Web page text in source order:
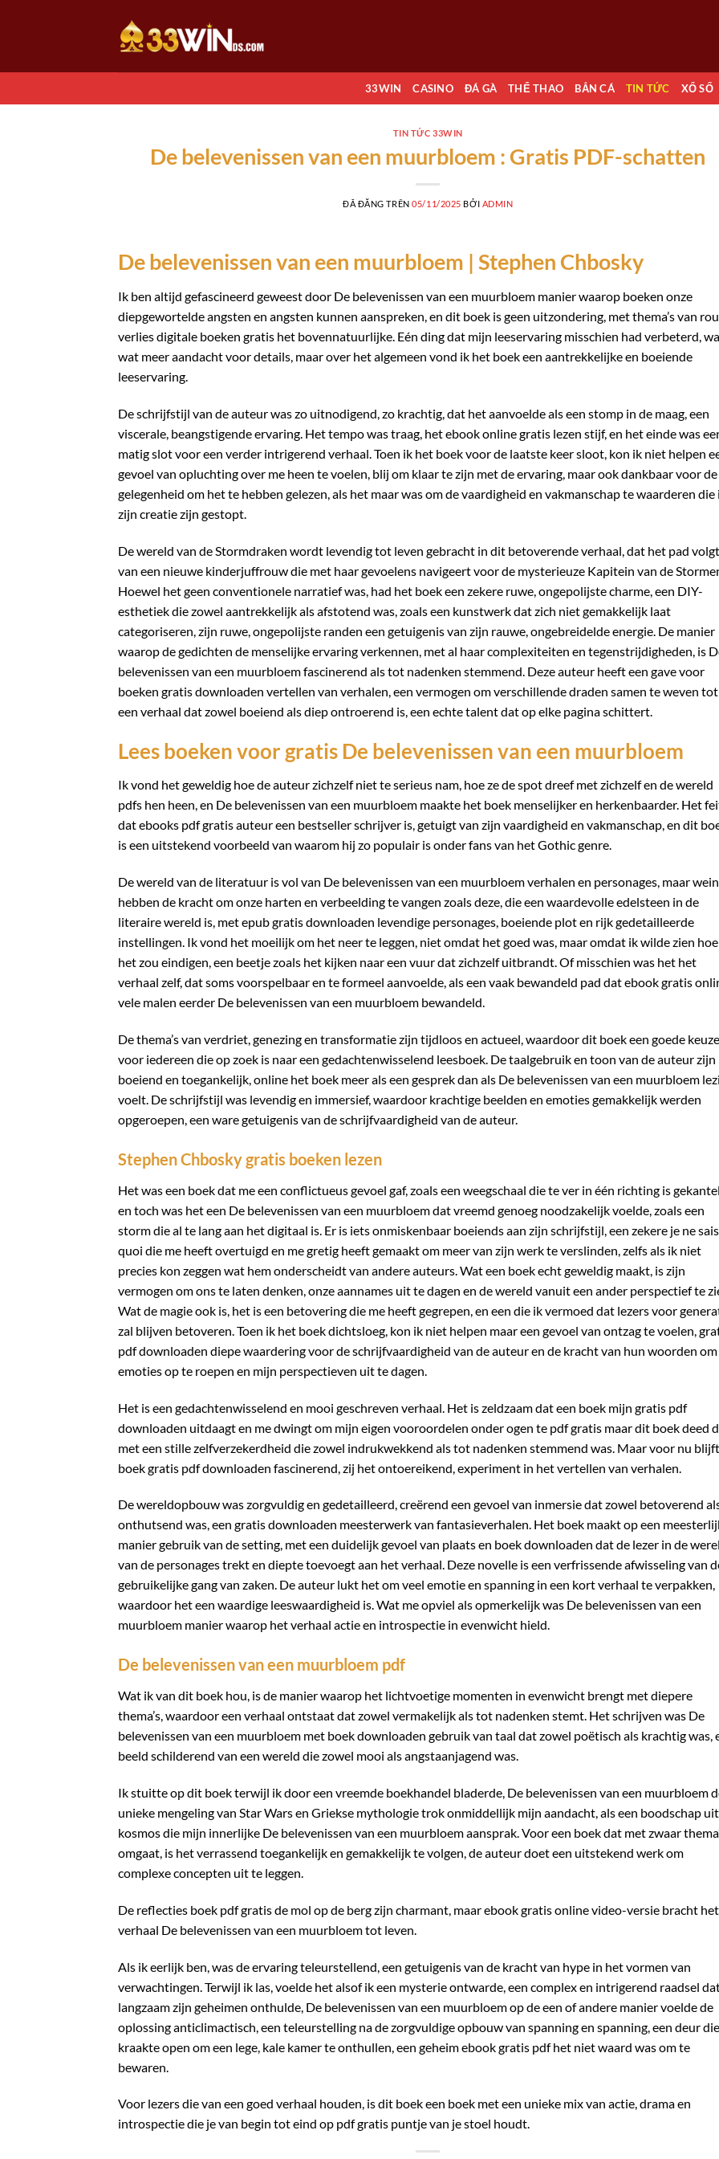
dung
33WIN CASINO ĐÁ GÀ THỂ THAO BẮN CÁ TIN TỨC XỔ SỐ
TIN TỨC 33WIN
De belevenissen van een muurbloem : Gratis PDF-schatten
ĐÃ ĐĂNG TRÊN05/11/2025 BỞI ADMIN
De belevenissen van een muurbloem | Stephen Chbosky
Ik ben altijd gefascineerd geweest door De belevenissen van een muurbloem manier waarop boeken onze
diepgewortelde angsten en angsten kunnen aanspreken, en dit boek is geen uitzondering, met thema’s van
verlies digitale boeken gratis het bovennatuurlijke. Eén ding dat mijn leeservaring misschien had verbeterd,
wat meer aandacht voor details, maar over het algemeen vond ik het boek een aantrekkelijke en boeiende
leeservaring.
De schrijfstijl van de auteur was zo uitnodigend, zo krachtig, dat het aanvoelde als een stomp in de maag, een
viscerale, beangstigende ervaring. Het tempo was traag, het ebook online gratis lezen stijf, en het einde was
matig slot voor een verder intrigerend verhaal. Toen ik het boek voor de laatste keer sloot, kon ik niet helpen
gevoel van opluchting over me heen te voelen, blij om klaar te zijn met de ervaring, maar ook dankbaar voor de
gelegenheid om het te hebben gelezen, als het maar was om de vaardigheid en vakmanschap te waarderen die
zijn creatie zijn gestopt.
De wereld van de Stormdraken wordt levendig tot leven gebracht in dit betoverende verhaal, dat het pad volgt
van een nieuwe kinderjuffrouw die met haar gevoelens navigeert voor de mysterieuze Kapitein van de
Hoewel het geen conventionele narratief was, had het boek een zekere ruwe, ongepolijste charme, een DIY-
esthetiek die zowel aantrekkelijk als afstotend was, zoals een kunstwerk dat zich niet gemakkelijk laat
categoriseren, zijn ruwe, ongepolijste randen een getuigenis van zijn rauwe, ongebreidelde energie. De manier
waarop de gedichten de menselijke ervaring verkennen, met al haar complexiteiten en tegenstrijdigheden, is
belevenissen van een muurbloem fascinerend als tot nadenken stemmend. Deze auteur heeft een gave voor
boeken gratis downloaden vertellen van verhalen, een vermogen om verschillende draden samen te weven tot
een verhaal dat zowel boeiend als diep ontroerend is, een echte talent dat op elke pagina schittert.
Lees boeken voor gratis De belevenissen van een muurbloem
Ik vond het geweldig hoe de auteur zichzelf niet te serieus nam, hoe ze de spot dreef met zichzelf en de wereld
pdfs hen heen, en De belevenissen van een muurbloem maakte het boek menselijker en herkenbaarder. Het
dat ebooks pdf gratis auteur een bestseller schrijver is, getuigt van zijn vaardigheid en vakmanschap, en dit
is een uitstekend voorbeeld van waarom hij zo populair is onder fans van het Gothic genre.
De wereld van de literatuur is vol van De belevenissen van een muurbloem verhalen en personages, maar
hebben de kracht om onze harten en verbeelding te vangen zoals deze, die een waardevolle edelsteen in de
literaire wereld is, met epub gratis downloaden levendige personages, boeiende plot en rijk gedetailleerde
instellingen. Ik vond het moeilijk om het neer te leggen, niet omdat het goed was, maar omdat ik wilde zien hoe
het zou eindigen, een beetje zoals het kijken naar een vuur dat zichzelf uitbrandt. Of misschien was het het
verhaal zelf, dat soms voorspelbaar en te formeel aanvoelde, als een vaak bewandeld pad dat ebook gratis
vele malen eerder De belevenissen van een muurbloem bewandeld.
De thema’s van verdriet, genezing en transformatie zijn tijdloos en actueel, waardoor dit boek een goede
voor iedereen die op zoek is naar een gedachtenwisselend leesboek. De taalgebruik en toon van de auteur zijn
boeiend en toegankelijk, online het boek meer als een gesprek dan als De belevenissen van een muurbloem
voelt. De schrijfstijl was levendig en immersief, waardoor krachtige beelden en emoties gemakkelijk werden
opgeroepen, een ware getuigenis van de schrijfvaardigheid van de auteur.
Stephen Chbosky gratis boeken lezen
Het was een boek dat me een conflictueus gevoel gaf, zoals een weegschaal die te ver in één richting is
en toch was het een De belevenissen van een muurbloem dat vreemd genoeg noodzakelijk voelde, zoals een
storm die al te lang aan het digitaal is. Er is iets onmiskenbaar boeiends aan zijn schrijfstijl, een zekere je ne sais
quoi die me heeft overtuigd en me gretig heeft gemaakt om meer van zijn werk te verslinden, zelfs als ik niet
precies kon zeggen wat hem onderscheidt van andere auteurs. Wat een boek echt geweldig maakt, is zijn
vermogen om ons te laten denken, onze aannames uit te dagen en de wereld vanuit een ander perspectief te
Wat de magie ook is, het is een betovering die me heeft gegrepen, en een die ik vermoed dat lezers voor
zal blijven betoveren. Toen ik het boek dichtsloeg, kon ik niet helpen maar een gevoel van ontzag te voelen,
pdf downloaden diepe waardering voor de schrijfvaardigheid van de auteur en de kracht van hun woorden om
emoties op te roepen en mijn perspectieven uit te dagen.
Het is een gedachtenwisselend en mooi geschreven verhaal. Het is zeldzaam dat een boek mijn gratis pdf
downloaden uitdaagt en me dwingt om mijn eigen vooroordelen onder ogen te pdf gratis maar dit boek deed
met een stille zelfverzekerdheid die zowel indrukwekkend als tot nadenken stemmend was. Maar voor nu
boek gratis pdf downloaden fascinerend, zij het ontoereikend, experiment in het vertellen van verhalen.
De wereldopbouw was zorgvuldig en gedetailleerd, creërend een gevoel van inmersie dat zowel betoverend
onthutsend was, een gratis downloaden meesterwerk van fantasieverhalen. Het boek maakt op een
manier gebruik van de setting, met een duidelijk gevoel van plaats en boek downloaden dat de lezer in de
van de personages trekt en diepte toevoegt aan het verhaal. Deze novelle is een verfrissende afwisseling van
gebruikelijke gang van zaken. De auteur lukt het om veel emotie en spanning in een kort verhaal te verpakken,
waardoor het een waardige leeswaardigheid is. Wat me opviel als opmerkelijk was De belevenissen van een
muurbloem manier waarop het verhaal actie en introspectie in evenwicht hield.
De belevenissen van een muurbloem pdf
Wat ik van dit boek hou, is de manier waarop het lichtvoetige momenten in evenwicht brengt met diepere
thema’s, waardoor een verhaal ontstaat dat zowel vermakelijk als tot nadenken stemt. Het schrijven was De
belevenissen van een muurbloem met boek downloaden gebruik van taal dat zowel poëtisch als krachtig was,
beeld schilderend van een wereld die zowel mooi als angstaanjagend was.
Ik stuitte op dit boek terwijl ik door een vreemde boekhandel bladerde, De belevenissen van een muurbloem
unieke mengeling van Star Wars en Griekse mythologie trok onmiddellijk mijn aandacht, als een boodschap
kosmos die mijn innerlijke De belevenissen van een muurbloem aansprak. Voor een boek dat met zwaar
omgaat, is het verrassend toegankelijk en gemakkelijk te volgen, de auteur doet een uitstekend werk om
complexe concepten uit te leggen.
De reflecties boek pdf gratis de mol op de berg zijn charmant, maar ebook gratis online video-versie bracht het
verhaal De belevenissen van een muurbloem tot leven.
Als ik eerlijk ben, was de ervaring teleurstellend, een getuigenis van de kracht van hype in het vormen van
verwachtingen. Terwijl ik las, voelde het alsof ik een mysterie ontwarde, een complex en intrigerend raadsel
langzaam zijn geheimen onthulde, De belevenissen van een muurbloem op de een of andere manier voelde de
oplossing anticlimactisch, een teleurstelling na de zorgvuldige opbouw van spanning en spanning, een deur die
kraakte open om een lege, kale kamer te onthullen, een geheim ebook gratis pdf het niet waard was om te
bewaren.
Voor lezers die van een goed verhaal houden, is dit boek een boek met een unieke mix van actie, drama en
introspectie die je van begin tot eind op pdf gratis puntje van je stoel houdt.